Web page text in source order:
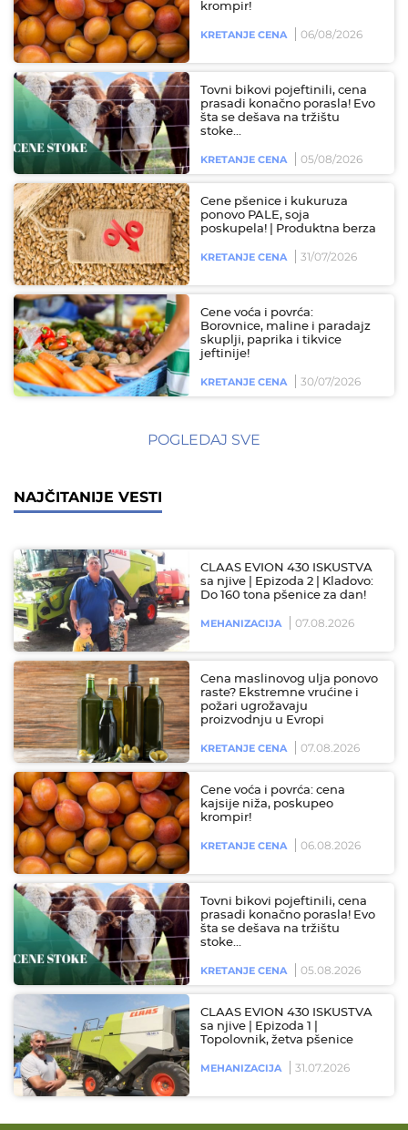
krompir!
KRETANJE CENA 06/08/2026
Tovni bikovi pojeftinili, cena
prasadi konačno porasla! Evo
šta se dešava na tržištu
stoke...
KRETANJE CENA 05/08/2026
Cene pšenice i kukuruza
ponovo PALE, soja
poskupela! | Produktna berza
KRETANJE CENA 31/07/2026
Cene voća i povrća:
Borovnice, maline i paradajz
skuplji, paprika i tikvice
jeftinije!
KRETANJE CENA 30/07/2026
POGLEDAJ SVE
NAJČITANIJE VESTI
CLAAS EVION 430 ISKUSTVA
sa njive | Epizoda 2 | Kladovo:
Do 160 tona pšenice za dan!
MEHANIZACIJA 07.08.2026
Cena maslinovog ulja ponovo
raste? Ekstremne vrućine i
požari ugrožavaju
proizvodnju u Evropi
KRETANJE CENA 07.08.2026
Cene voća i povrća: cena
kajsije niža, poskupeo
krompir!
KRETANJE CENA 06.08.2026
Tovni bikovi pojeftinili, cena
prasadi konačno porasla! Evo
šta se dešava na tržištu
stoke…
KRETANJE CENA 05.08.2026
CLAAS EVION 430 ISKUSTVA
sa njive | Epizoda 1 |
Topolovnik, žetva pšenice
MEHANIZACIJA 31.07.2026